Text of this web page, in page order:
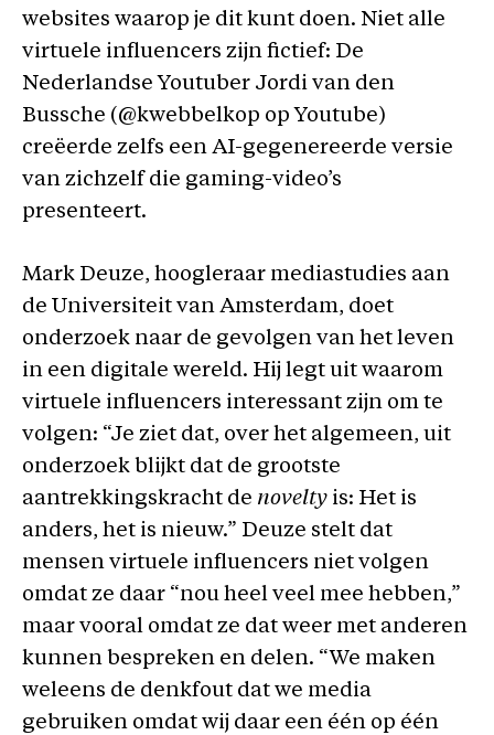
websites waarop je dit kunt doen. Niet alle
virtuele influencers zijn fictief: De
Nederlandse Youtuber Jordi van den
Bussche (@kwebbelkop op Youtube)
creëerde zelfs een AI-gegenereerde versie
van zichzelf die gaming-video’s
presenteert.
Mark Deuze, hoogleraar mediastudies aan
de Universiteit van Amsterdam, doet
onderzoek naar de gevolgen van het leven
in een digitale wereld. Hij legt uit waarom
virtuele influencers interessant zijn om te
volgen: “Je ziet dat, over het algemeen, uit
onderzoek blijkt dat de grootste
aantrekkingskracht de novelty is: Het is
anders, het is nieuw.” Deuze stelt dat
mensen virtuele influencers niet volgen
omdat ze daar “nou heel veel mee hebben,”
maar vooral omdat ze dat weer met anderen
kunnen bespreken en delen. “We maken
weleens de denkfout dat we media
gebruiken omdat wij daar een één op één